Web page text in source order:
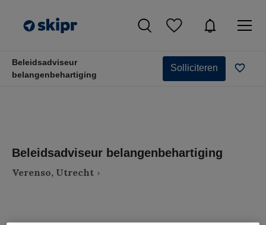
Beleidsadviseur
belangenbehartiging
Solliciteren
Beleidsadviseur belangenbehartiging
Verenso, Utrecht